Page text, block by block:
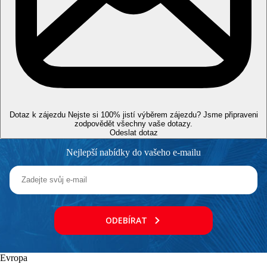
kitesurfing, golfové hřiště, cyklistické centrum, minigolf, lekce
jogy, kanoe, billiard, skidiving, lezecká stěna.
Děti
Miniklub pro děti od 4 do 12 let (9:30-12:00 a 15:45-18:00) a
dětská sportovní akademie, minidisko, dětský bazén se
skluzavkami, dětské hřiště.
Mastercard, Visa, American Express.
Internet
WiFi v celém areálu hotelu zdarma.
Vzdálenosti
Centrum města
Dotaz k zájezdu Nejste si 100% jistí výběrem zájezdu? Jsme připraveni
zodpovědět všechny vaše dotazy.
Odeslat dotaz
Nejlepší nabídky do vašeho e-mailu
ODEBÍRAT
Evropa